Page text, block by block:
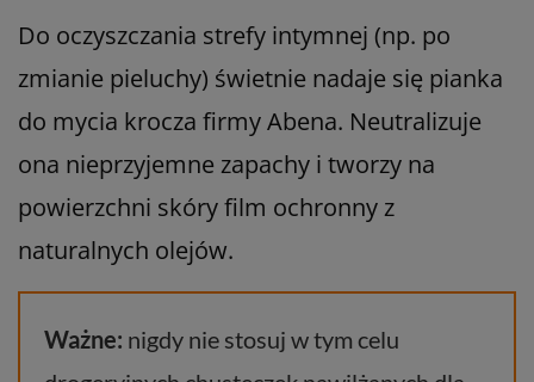
Do oczyszczania strefy intymnej (np. po
zmianie pieluchy) świetnie nadaje się pianka
do mycia krocza firmy Abena. Neutralizuje
ona nieprzyjemne zapachy i tworzy na
powierzchni skóry film ochronny z
naturalnych olejów.
Ważne: nigdy nie stosuj w tym celu